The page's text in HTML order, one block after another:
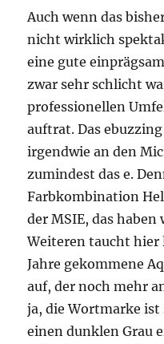
Auch wenn das
nicht wirklich
eine gute
zwar sehr schlicht
professionellen
auftrat. Das
irgendwie an den
zumindest das e.
Farbkombination
der MSIE, das haben
Weiteren taucht hier
Jahre gekommene
auf, der noch mehr
ja, die Wortmarke
einen dunklen Grau